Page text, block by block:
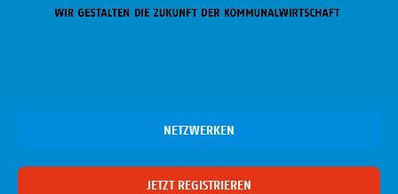
NETZWERKEN
JETZT REGISTRIEREN